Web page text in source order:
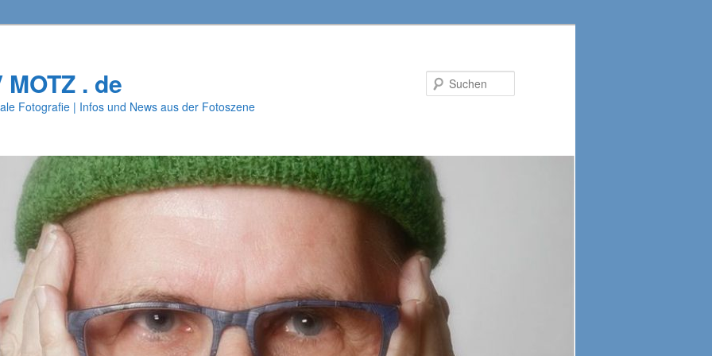
. de
Fotografie | Infos und News aus der Fotoszene